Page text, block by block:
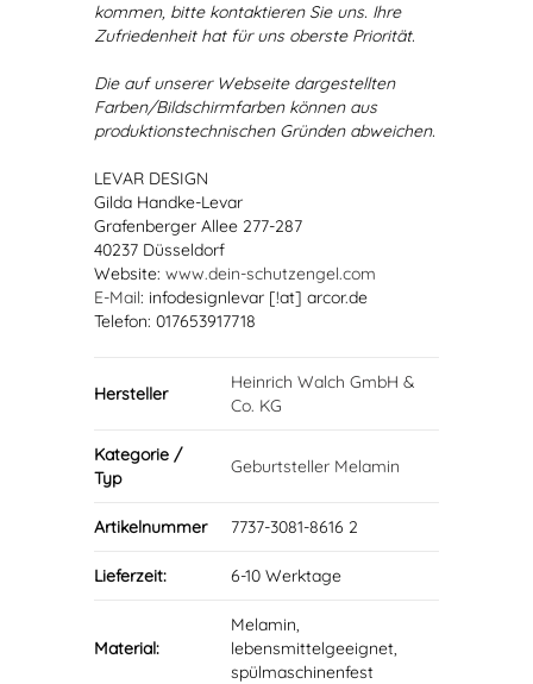
kommen, bitte kontaktieren Sie uns. Ihre
Zufriedenheit hat für uns oberste Priorität.
Die auf unserer Webseite dargestellten
Farben/Bildschirmfarben können aus
produktionstechnischen Gründen abweichen.
LEVAR DESIGN
Gilda Handke-Levar
Grafenberger Allee 277-287
40237 Düsseldorf
Website: www.dein-schutzengel.com
E-Mail: infodesignlevar [!at] arcor.de
Telefon: 017653917718
Hersteller
Heinrich Walch GmbH &
Co. KG
Kategorie /
Typ
Geburtsteller Melamin
Artikelnummer 7737-3081-8616 2
Lieferzeit: 6-10 Werktage
Material:
Melamin,
lebensmittelgeeignet,
spülmaschinenfest